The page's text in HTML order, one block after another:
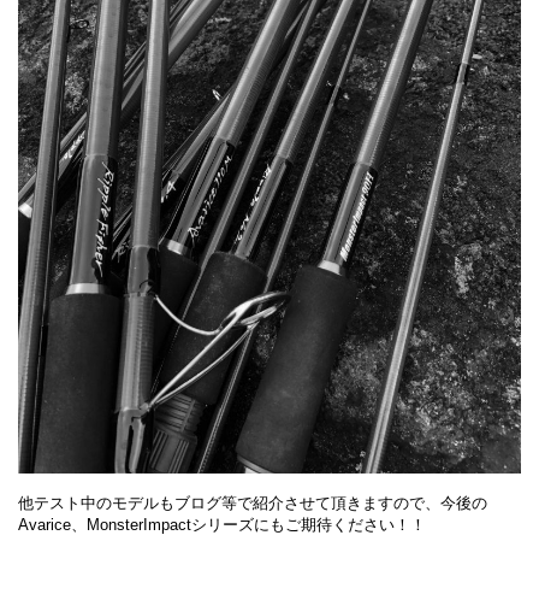
他テスト中のモデルもブログ等で紹介させて頂きますので、今後の
Avarice、MonsterImpactシリーズにもご期待ください！！